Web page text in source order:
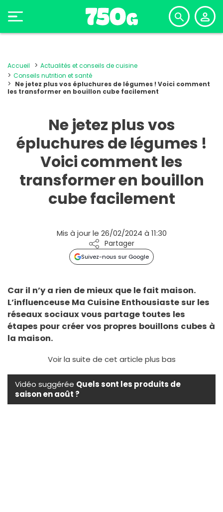
Accueil
Actualités et conseils de cuisine
Conseils nutrition et santé
Ne jetez plus vos épluchures de légumes ! Voici comment
les transformer en bouillon cube facilement
Ne jetez plus vos
épluchures de légumes !
Voici comment les
transformer en bouillon
cube facilement
Mis à jour le 26/02/2024 à 11:30
Partager
Suivez-nous sur Google
Car il n’y a rien de mieux que le fait maison.
L’influenceuse Ma Cuisine Enthousiaste sur les
réseaux sociaux vous partage toutes les
étapes pour créer vos propres bouillons cubes à
la maison.
Voir la suite de cet article plus bas
Vidéo suggérée Quels sont les produits de
saison en août ?